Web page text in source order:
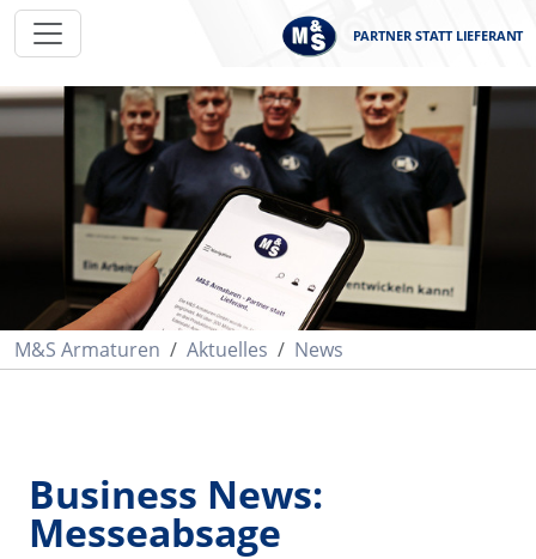
PARTNER STATT LIEFERANT
M&S Armaturen Aktuelles News
Business News:
Messeabsage